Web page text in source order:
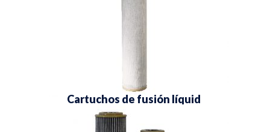
Cartuchos de fusión líquid